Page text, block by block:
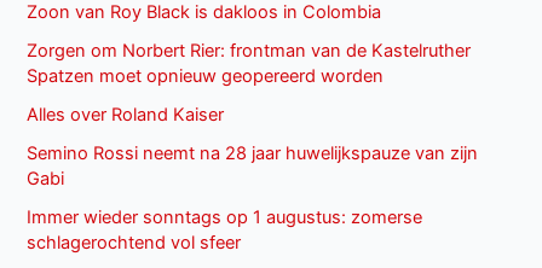
Zoon van Roy Black is dakloos in Colombia
Zorgen om Norbert Rier: frontman van de Kastelruther
Spatzen moet opnieuw geopereerd worden
Alles over Roland Kaiser
Semino Rossi neemt na 28 jaar huwelijkspauze van zijn
Gabi
Immer wieder sonntags op 1 augustus: zomerse
schlagerochtend vol sfeer